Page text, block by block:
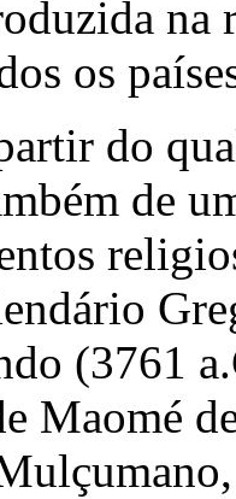
na
os
do
de
(3761
Maomé